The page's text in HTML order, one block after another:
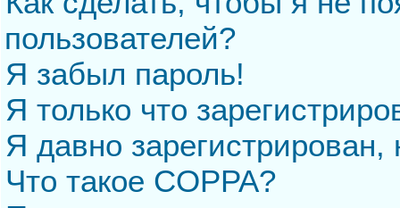
пользователей?
Я забыл пароль!
Я только что
Я давно
Что такое COPPA?